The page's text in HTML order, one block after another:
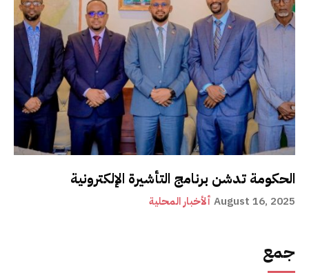
الحكومة تدشن برنامج التأشيرة الإلكترونية
ألأخبار المحلية August 16, 2025
جمع